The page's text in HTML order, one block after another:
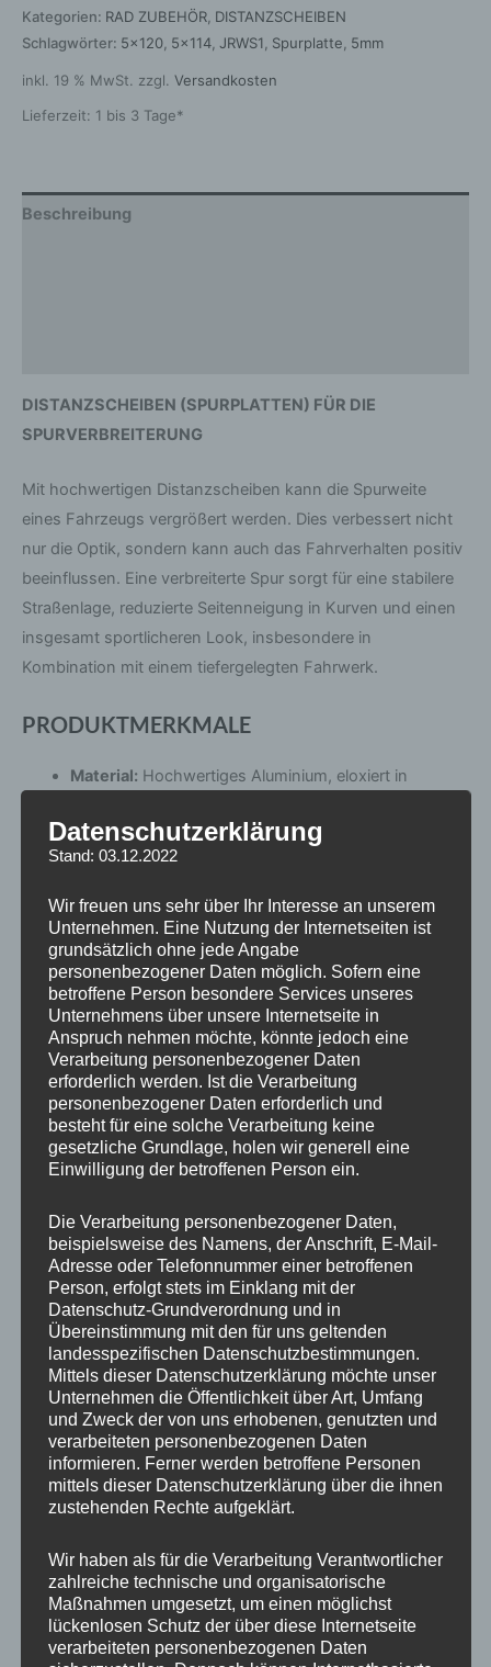
Kategorien: RAD ZUBEHÖR DISTANZSCHEIBEN
Schlagwörter: 5x120 5x114 JRWS1 Spurplatte 5mm
inkl. 19 % MwSt. zzgl. Versandkosten
Lieferzeit: 1 bis 3 Tage*
Beschreibung
DISTANZSCHEIBEN (SPURPLATTEN) FÜR DIE
SPURVERBREITERUNG
Mit hochwertigen Distanzscheiben kann die Spurweite
eines Fahrzeugs vergrößert werden. Dies verbessert nicht
nur die Optik, sondern kann auch das Fahrverhalten positiv
beeinflussen. Eine verbreiterte Spur sorgt für eine stabilere
Straßenlage, reduzierte Seitenneigung in Kurven und einen
insgesamt sportlicheren Look, insbesondere in
Kombination mit einem tiefergelegten Fahrwerk.
PRODUKTMERKMALE
Material: Hochwertiges Aluminium, eloxiert in
Breite pro Seite:5 mm
Gesamtbreite pro Achse:
TÜV-geprüft:
Ja
PASSEND FÜR
Marke:BYD, HONDA, ROVER, Tesla Inc.
Modelle: nan, SEAL U, SEAL U DM-i, HAN, SEAL,
TANG, TANG EV, ACCORD COUPE, ACCORD SEDAN,
ACCORD TOURER, CIVIC, CIVIC 4DR HYBRID, CIVIC
4DR, CIVIC 5DR, CIVIC 5DR, CIVIC TOURER, CR-V,
CR-Z, e:Ny1, ACCORD, CIVIC 3DR, Honda e, FR-V,
HR-V, INTEGRA TYPE R, NSX, PRELUDE, S2000,
MODEL S, Tesla Model 3, -Model 3 Highland, -Model
3 Highland Performance, Tesla Model S, Tesla Model
X, Tesla Model Y
Typ:BYD VB, SA3, SA3-E, HC, EK, EKE, STE, CG2,
CL7, CL9, CM1, CN2, CW2, CW3, FE, FD3, FC, FK1,
FK2, RS, RW, ZF1, RSA, CH1, CL3, CU3, EP1, EP3,
EV1, FN1, FN2, RD1, RD8, RD9, RE5, RE6, ZC, BE1,
BE3, GH2, GH4, DC2, NA1, BB8, AP1, RA1, RN1, RN3,
RU, RV, KB1, RZ, LN, 004, 003, 002, 005
Approval Number: e9*2018/858*11315*,
e9*KS18/858*11304*, e13*KS18/858*00023*,
e13*2018/858*00639*, e9*KS18/858*11108*,
e6*95/54*0049*, e6*2001/116*0091*,
e6*2001/116*0092*, e6*2001/116*0093*,
Datenschutzerklärung
Stand: 03.12.2022
Wir freuen uns sehr über Ihr Interesse an unserem
Unternehmen. Eine Nutzung der Internetseiten ist
grundsätzlich ohne jede Angabe
personenbezogener Daten möglich. Sofern eine
betroffene Person besondere Services unseres
Unternehmens über unsere Internetseite in
Anspruch nehmen möchte, könnte jedoch eine
Verarbeitung personenbezogener Daten
erforderlich werden. Ist die Verarbeitung
personenbezogener Daten erforderlich und
besteht für eine solche Verarbeitung keine
gesetzliche Grundlage, holen wir generell eine
Einwilligung der betroffenen Person ein.
Die Verarbeitung personenbezogener Daten,
beispielsweise des Namens, der Anschrift, E-Mail-
Adresse oder Telefonnummer einer betroffenen
Person, erfolgt stets im Einklang mit der
Datenschutz-Grundverordnung und in
Übereinstimmung mit den für uns geltenden
landesspezifischen Datenschutzbestimmungen.
Mittels dieser Datenschutzerklärung möchte unser
Unternehmen die Öffentlichkeit über Art, Umfang
und Zweck der von uns erhobenen, genutzten und
verarbeiteten personenbezogenen Daten
informieren. Ferner werden betroffene Personen
mittels dieser Datenschutzerklärung über die ihnen
zustehenden Rechte aufgeklärt.
Wir haben als für die Verarbeitung Verantwortlicher
zahlreiche technische und organisatorische
Maßnahmen umgesetzt, um einen möglichst
lückenlosen Schutz der über diese Internetseite
verarbeiteten personenbezogenen Daten